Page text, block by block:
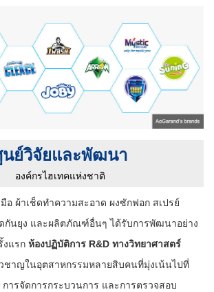
นย์วิจัยและพัฒนา
องค์กรไฮเทคแห่งชาติ
อ ผ้าเช็ดทำความสะอาด ผงซักฟอก สเปรย์
กันยุง และผลิตภัณฑ์อื่นๆ ได้รับการพัฒนาอย่าง
งแรก ห้องปฏิบัติการ R&D ทางวิทยาศาสตร์
ชาญในอุตสาหกรรมหลายสิบคนที่มุ่งเน้นไปที่
ารจัดการกระบวนการ และการตรวจสอบ